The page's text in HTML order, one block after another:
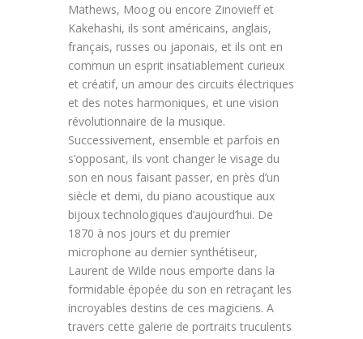
Mathews, Moog ou encore Zinovieff et
Kakehashi, ils sont américains, anglais,
français, russes ou japonais, et ils ont en
commun un esprit insatiablement curieux
et créatif, un amour des circuits électriques
et des notes harmoniques, et une vision
révolutionnaire de la musique.
Successivement, ensemble et parfois en
s’opposant, ils vont changer le visage du
son en nous faisant passer, en près d’un
siècle et demi, du piano acoustique aux
bijoux technologiques d’aujourd’hui. De
1870 à nos jours et du premier
microphone au dernier synthétiseur,
Laurent de Wilde nous emporte dans la
formidable épopée du son en retraçant les
incroyables destins de ces magiciens. A
travers cette galerie de portraits truculents